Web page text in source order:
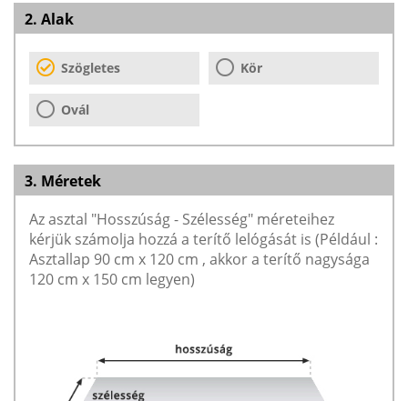
2. Alak
Szögletes Kör
Ovál
3. Méretek
Az asztal "Hosszúság - Szélesség" méreteihez
kérjük számolja hozzá a terítő lelógását is (Például :
Asztallap 90 cm x 120 cm , akkor a terítő nagysága
120 cm x 150 cm legyen)